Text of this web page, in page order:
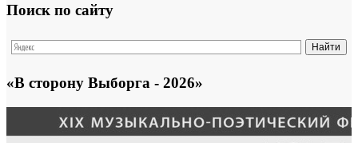
Поиск по сайту
«В сторону Выборга - 2026»